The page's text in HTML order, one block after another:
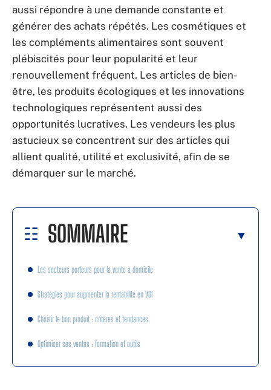
aussi répondre à une demande constante et
générer des achats répétés. Les cosmétiques et
les compléments alimentaires sont souvent
plébiscités pour leur popularité et leur
renouvellement fréquent. Les articles de bien-
être, les produits écologiques et les innovations
technologiques représentent aussi des
opportunités lucratives. Les vendeurs les plus
astucieux se concentrent sur des articles qui
allient qualité, utilité et exclusivité, afin de se
démarquer sur le marché.
SOMMAIRE
Les secteurs porteurs pour la vente à domicile
Stratégies pour augmenter la rentabilité en VDI
Choisir le bon produit : critères et tendances
Optimiser ses ventes : formation et outils